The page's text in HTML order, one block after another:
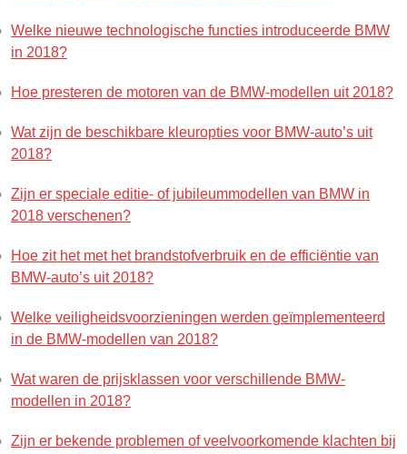
Welke nieuwe technologische functies introduceerde BMW
in 2018?
Hoe presteren de motoren van de BMW-modellen uit 2018?
Wat zijn de beschikbare kleuropties voor BMW-auto’s uit
2018?
Zijn er speciale editie- of jubileummodellen van BMW in
2018 verschenen?
Hoe zit het met het brandstofverbruik en de efficiëntie van
BMW-auto’s uit 2018?
Welke veiligheidsvoorzieningen werden geïmplementeerd
in de BMW-modellen van 2018?
Wat waren de prijsklassen voor verschillende BMW-
modellen in 2018?
Zijn er bekende problemen of veelvoorkomende klachten bij